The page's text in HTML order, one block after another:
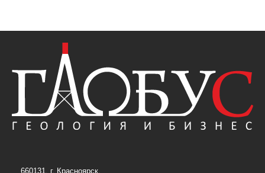
660131, г. Красноярск,